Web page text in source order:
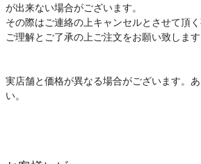
が出来ない場合がございます。
その際はご連絡の上キャンセルとさせて頂
ご理解とご了承の上ご注文をお願い致します
実店舗と価格が異なる場合がございます。
い。